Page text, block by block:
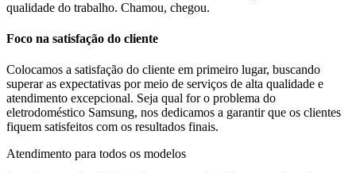
qualidade do trabalho. Chamou, chegou.
Foco na satisfação do cliente
Colocamos a satisfação do cliente em primeiro lugar, buscando
superar as expectativas por meio de serviços de alta qualidade e
atendimento excepcional. Seja qual for o problema do
eletrodoméstico Samsung, nos dedicamos a garantir que os clientes
fiquem satisfeitos com os resultados finais.
Atendimento para todos os modelos